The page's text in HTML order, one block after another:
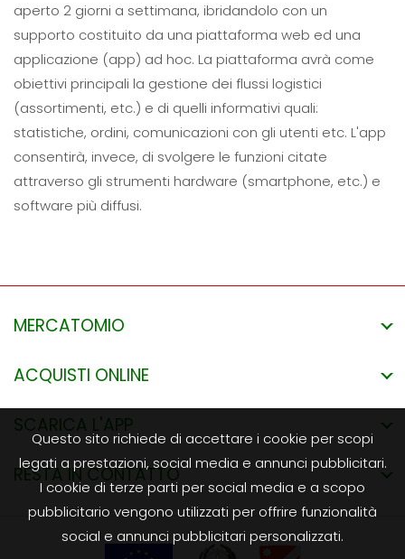
aperto 2 giorni a settimana, ibridandolo con un
supporto costituito da una piattaforma web ed una
applicazione (app) ad hoc. La piattaforma avrà come
obiettivi principali la gestione dei flussi logistici
(assortimenti, etc.) e di quelli informativi quali:
statistiche, ordini, comunicazioni con gli utenti etc. L'app
consentirà, invece, di svolgere le funzioni citate
attraverso gli strumenti hardware (smartphone, etc.) e
software più diffusi.
MERCATOMIO
ACQUISTI ONLINE
SCARICA L'APP
RESTA IN CONTATTO
Questo sito richiede di accettare i cookie per scopi
legati a prestazioni, social media e annunci pubblicitari.
I cookie di terze parti per social media e a scopo
pubblicitario vengono utilizzati per offrire funzionalità
social e annunci pubblicitari personalizzati.